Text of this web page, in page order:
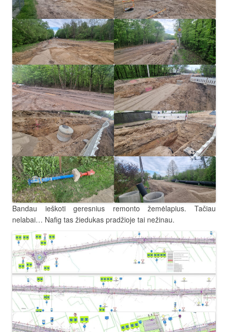
Bandau ieškoti geresnius remonto žemėlapius. Tačiau
nelabai… Nafig tas žiedukas pradžioje tai nežinau.